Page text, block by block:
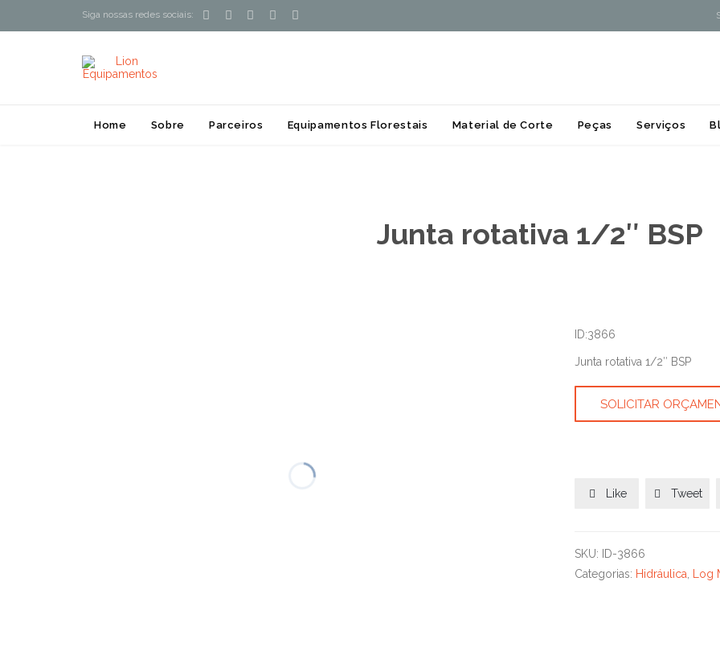
Siga nossas redes sociais:     
to
Home Sobre Parceiros Equipamentos Florestais Material de Corte Peças Serviços
Junta rotativa 1/2″ BSP
ID:3866
Junta rotativa 1/2″ BSP
SOLICITAR
 Like  Tweet
SKU:
ID-3866
Categorias: Hidráulica, Log